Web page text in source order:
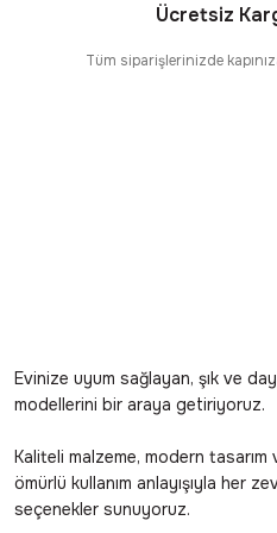
Ücretsiz
Tüm siparişlerinizde
Evinize uyum sağlayan, şık ve
modellerini bir araya getiriyoruz.
Kaliteli malzeme, modern tasarım
ömürlü kullanım anlayışıyla her
seçenekler sunuyoruz.